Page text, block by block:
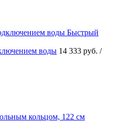
Быстрый
воды 14 333 руб. /